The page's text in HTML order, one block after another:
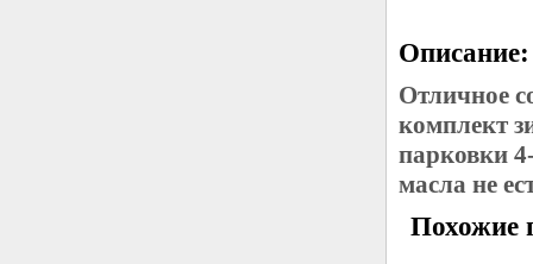
Описание:
Отличное
комплект
парковки
масла не
Похожие